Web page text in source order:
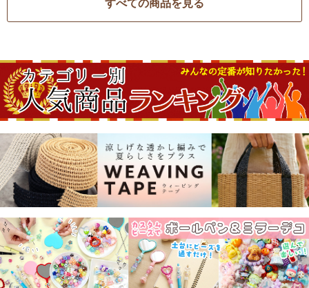
すべての商品を見る